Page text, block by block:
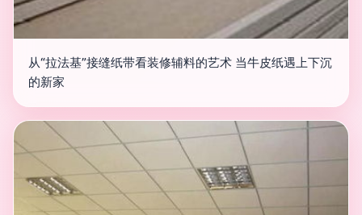
从“拉法基”接缝纸带看装修辅料的艺术 当牛皮纸遇上下沉
的新家